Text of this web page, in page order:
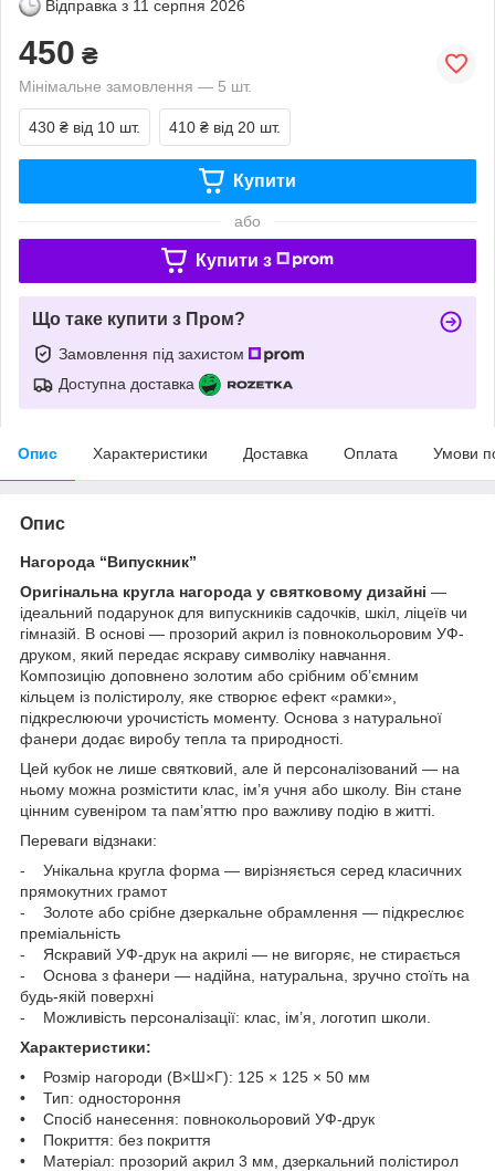
Відправка з 11 серпня 2026
450 ₴
Мінімальне замовлення — 5 шт.
430 ₴ від 10 шт. 410 ₴ від 20 шт.
Купити
або
Купити з
Що таке купити з Пром?
Замовлення під захистом
Доступна доставка
Опис Характеристики Доставка Оплата Умови
Опис
Нагорода “Випускник”
Оригінальна кругла нагорода у святковому дизайні —
ідеальний подарунок для випускників садочків, шкіл, ліцеїв чи
гімназій. В основі — прозорий акрил із повнокольоровим УФ-
друком, який передає яскраву символіку навчання.
Композицію доповнено золотим або срібним об’ємним
кільцем із полістиролу, яке створює ефект «рамки»,
підкреслюючи урочистість моменту. Основа з натуральної
фанери додає виробу тепла та природності.
Цей кубок не лише святковий, але й персоналізований — на
ньому можна розмістити клас, ім’я учня або школу. Він стане
цінним сувеніром та пам’яттю про важливу подію в житті.
Переваги відзнаки:
- Унікальна кругла форма — вирізняється серед класичних
прямокутних грамот
- Золоте або срібне дзеркальне обрамлення — підкреслює
преміальність
- Яскравий УФ-друк на акрилі — не вигоряє, не стирається
- Основа з фанери — надійна, натуральна, зручно стоїть на
будь-якій поверхні
- Можливість персоналізації: клас, ім’я, логотип школи.
Характеристики:
• Розмір нагороди (В×Ш×Г): 125 × 125 × 50 мм
• Тип: одностороння
• Спосіб нанесення: повнокольоровий УФ-друк
• Покриття: без покриття
• Матеріал: прозорий акрил 3 мм, дзеркальний полістирол